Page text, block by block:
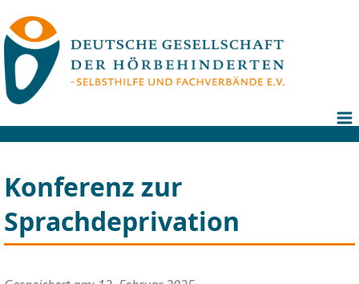
Konferenz zur
Sprachdeprivation